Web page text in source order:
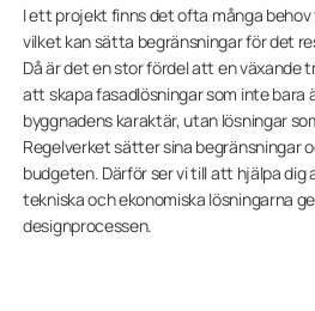
I ett projekt finns det ofta många behov
vilket kan sätta begränsningar för det
Då är det en stor fördel att en växande
att skapa fasadlösningar som inte bara
byggnadens karaktär, utan lösningar
Regelverket sätter sina begränsningar
budgeten. Därför ser vi till att hjälpa
tekniska och ekonomiska lösningarna
designprocessen.